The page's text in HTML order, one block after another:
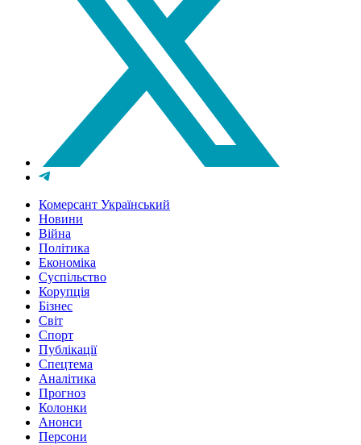
Комерсант Український
Новини
Війна
Політика
Економіка
Суспільство
Корупція
Бізнес
Світ
Спорт
Публікації
Спецтема
Аналітика
Прогноз
Колонки
Анонси
Персони